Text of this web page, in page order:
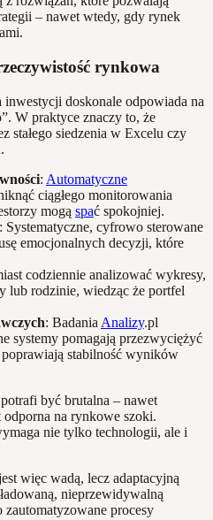
– nawet wtedy, gdy rynek
rynkowa
doskonale odpowiada na
W praktyce znaczy to, że
stałego siedzenia w Excelu czy
: Automatyczne
ciągłego monitorowania
mogą spać spokojniej.
: Systematyczne, cyfrowo sterowane
emocjonalnych decyzji, które
codziennie analizować wykresy,
lub rodzinie, wiedząc że portfel
: Badania Analizy.pl
systemy pomagają przezwyciężyć
stabilność wyników
być brutalna – nawet
odporna na rynkowe szoki.
nie tylko technologii, ale i
więc wadą, lecz adaptacyjną
nieprzewidywalną
procesy